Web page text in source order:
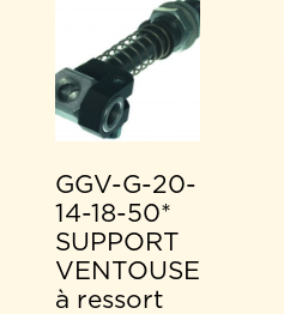
GGV-G-20-
14-18-50*
SUPPORT
VENTOUSE
à ressort